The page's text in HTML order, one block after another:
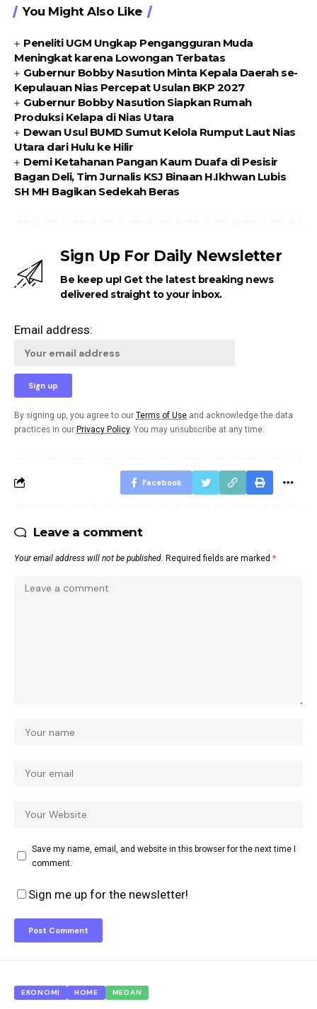
You Might Also Like
Peneliti UGM Ungkap Pengangguran Muda
Meningkat karena Lowongan Terbatas
Gubernur Bobby Nasution Minta Kepala Daerah se-
Kepulauan Nias Percepat Usulan BKP 2027
Gubernur Bobby Nasution Siapkan Rumah
Produksi Kelapa di Nias Utara
Dewan Usul BUMD Sumut Kelola Rumput Laut Nias
Utara dari Hulu ke Hilir
Demi Ketahanan Pangan Kaum Duafa di Pesisir
Bagan Deli, Tim Jurnalis KSJ Binaan H.Ikhwan Lubis
SH MH Bagikan Sedekah Beras
Sign Up For Daily Newsletter
Be keep up! Get the latest breaking news
delivered straight to your inbox.
Email address:
By signing up, you agree to our Terms of Use and acknowledge the data
practices in our Privacy Policy. You may unsubscribe at any time.
Facebook
Leave a comment
Your email address will not be published. Required fields are marked *
Save my name, email, and website in this browser for the next time I
comment.
Sign me up for the newsletter!
EKONOMI HOME MEDAN